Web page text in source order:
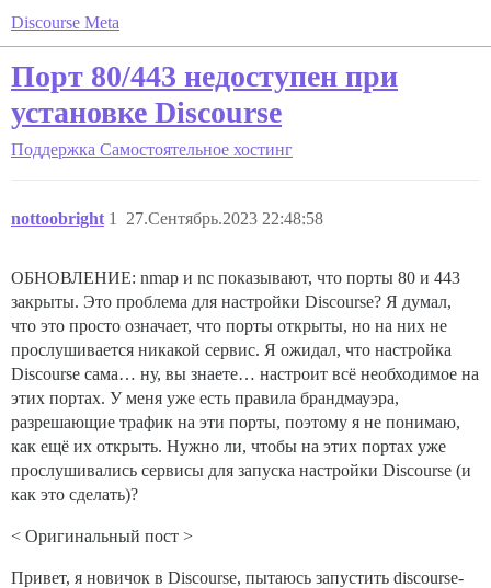
Discourse Meta
Порт 80/443 недоступен при
установке Discourse
Поддержка Самостоятельное хостинг
nottoobright 27.Сентябрь.2023 22:48:58
1
ОБНОВЛЕНИЕ: nmap и nc показывают, что порты 80 и 443
закрыты. Это проблема для настройки Discourse? Я думал,
что это просто означает, что порты открыты, но на них не
прослушивается никакой сервис. Я ожидал, что настройка
Discourse сама… ну, вы знаете… настроит всё необходимое на
этих портах. У меня уже есть правила брандмауэра,
разрешающие трафик на эти порты, поэтому я не понимаю,
как ещё их открыть. Нужно ли, чтобы на этих портах уже
прослушивались сервисы для запуска настройки Discourse (и
как это сделать)?
< Оригинальный пост >
Привет, я новичок в Discourse, пытаюсь запустить discourse-